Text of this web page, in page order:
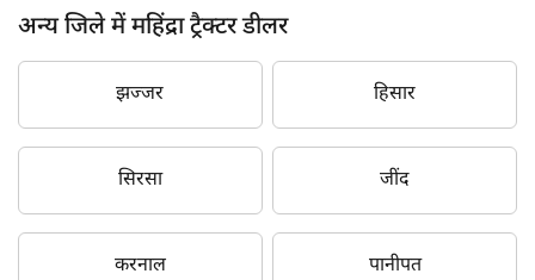
अन्य जिले में महिंद्रा ट्रैक्टर डीलर
झज्जर हिसार
सिरसा जींद
करनाल पानीपत